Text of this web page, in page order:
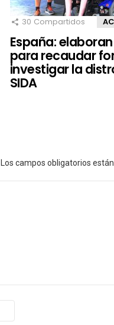
30 Compartidos
España:
para recaudar
investigar la
SIDA
Los campos obligatorios